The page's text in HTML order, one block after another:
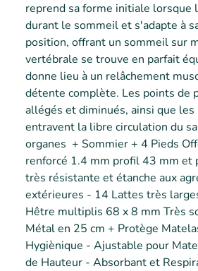
reprend sa forme initiale lorsque
durant le sommeil et s'adapte à
position, offrant un sommeil sur
vertébrale se trouve en parfait
donne lieu à un relâchement
détente complète. Les points de
allégés et diminués, ainsi que
entravent la libre circulation du
organes  + Sommier + 4 Pieds
renforcé 1.4 mm profil 43 mm et
très résistante et étanche aux
extérieures - 14 Lattes très
Hêtre multiplis 68 x 8 mm Très
Métal en 25 cm + Protège
Hygiènique - Ajustable pour
de Hauteur - Absorbant et